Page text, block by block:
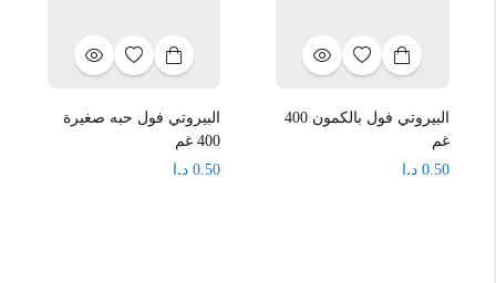
البيروتي فول بالكمون 400
غم
0.50 د.ا
البيروتي فول حبه صغيرة
400 غم
0.50 د.ا